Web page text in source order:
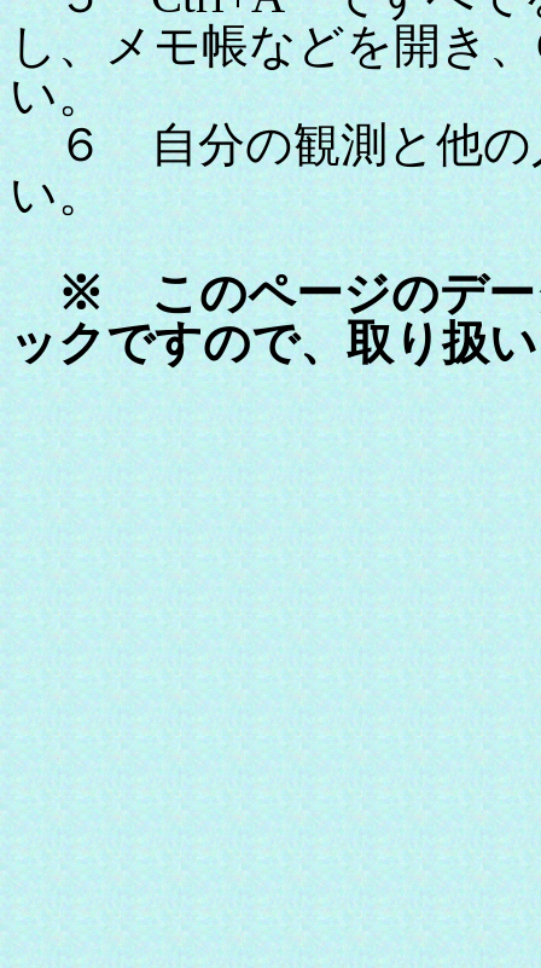
し、メモ帳などを開き
い。
６ 自分の観測と他の
い。
※ このページのデー
ックですので、取り扱